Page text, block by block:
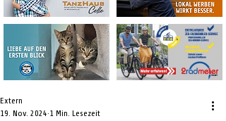
Extern
19. Nov. 2024 1 Min. Lesezeit